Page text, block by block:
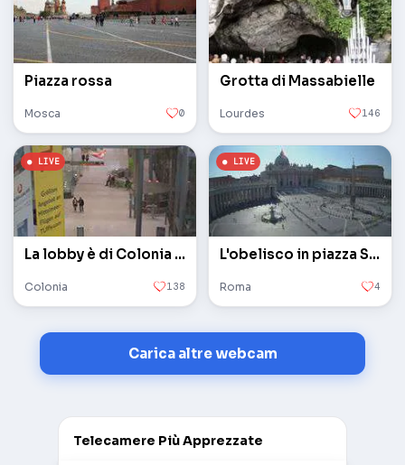
Piazza rossa
Mosca 0
Grotta di Massabielle
Lourdes 146
La lobby è di Colonia / Bonn
Colonia 138
L'obelisco in piazza San Pietro in Vaticano
Roma 4
Carica altre webcam
Telecamere Più Apprezzate